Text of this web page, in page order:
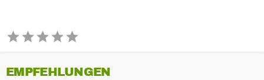
EMPFEHLUNGEN